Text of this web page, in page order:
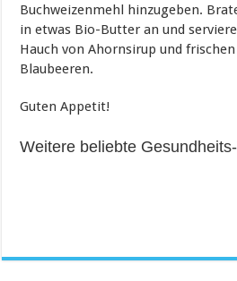
Buchweizenmehl hinzugeben.
in etwas Bio-Butter an und
Hauch von Ahornsirup und
Blaubeeren.
Guten Appetit!
Weitere beliebte